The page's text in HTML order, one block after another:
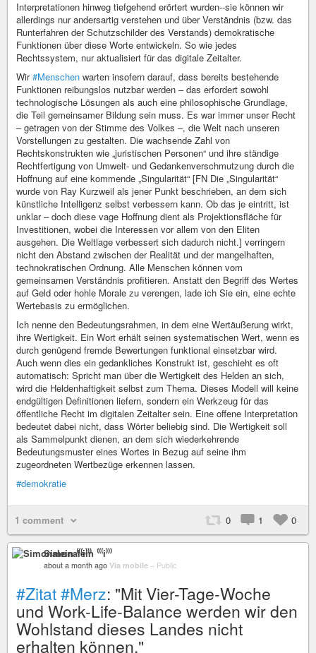
Interpretationen hinweg tiefgehend erörtert wurden--sie können wir
allerdings nur andersartig verstehen und über Verständnis (bzw. das
Runterfahren der Schutzschilder des Verstands) demokratische
Funktionen über diese Worte entwickeln. So wie jedes
Rechtssystem, nur aktualisiert für das digitale Zeitalter.
Wir#Menschen warten insofern darauf, dass bereits bestehende
Funktionen reibungslos nutzbar werden – das erfordert sowohl
technologische Lösungen als auch eine philosophische Grundlage,
die Teil gemeinsamer Bildung sein muss. Es war immer unser Recht
– getragen von der Stimme des Volkes –, die Welt nach unseren
Vorstellungen zu gestalten. Die wachsende Zahl von
Rechtskonstrukten wie „juristischen Personen“ und ihre ständige
Rechtfertigung von Umwelt- und Gedankenverschmutzung durch die
Hoffnung auf eine kommende „Singularität“ [FN Die „Singularität“
wurde von Ray Kurzweil als jener Punkt beschrieben, an dem sich
künstliche Intelligenz selbst verbessern kann. Ob das je eintritt, ist
unklar – doch diese vage Hoffnung dient als Projektionsfläche für
Investitionen, wobei die Interessen vor allem von den Eliten
ausgehen. Die Weltlage verbessert sich dadurch nicht.] verringern
nicht den Abstand zwischen der Realität und der mangelhaften,
technokratischen Ordnung. Alle Menschen können vom
gemeinsamen Verständnis profitieren. Anstatt den Begriff des Wertes
auf Geld oder hohle Morale zu verengen, lade ich Sie ein, eine echte
Wertebasis zu ermöglichen.
Ich nenne den Bedeutungsrahmen, in dem eine Wertäußerung wirkt,
ihre Wertigkeit. Ein Wort erhält seinen systematischen Wert, wenn es
durch genügend fremde Bewertungen funktional einsetzbar wird.
Auch wenn dies ein gedankliches Konstrukt ist, geschieht es oft
automatisch: Spricht man über die Wertigkeit des Helden an sich,
wird die Heldenhaftigkeit selbst zum Thema. Dieses Modell will keine
endgültigen Definitionen liefern, sondern ein Werkzeug für das
öffentliche Recht im digitalen Zeitalter sein. Eine offene Interpretation
bedeutet dabei nicht, dass Wörter beliebig sind. Die Wertigkeit soll
als Sammelpunkt dienen, an dem sich wiederkehrende
Bedeutungsmuster eines Wortes in Bezug auf seine ihm
zugeordneten Wertbezüge erkennen lassen.
#demokratie
1 comment 0 1 0
Simonalein ⁽⁽⁽i⁾⁾⁾
about a month ago Via mobile – Public
#Zitat#Merz: "Mit Vier-Tage-Woche
und Work-Life-Balance werden wir den
Wohlstand dieses Landes nicht
erhalten können."